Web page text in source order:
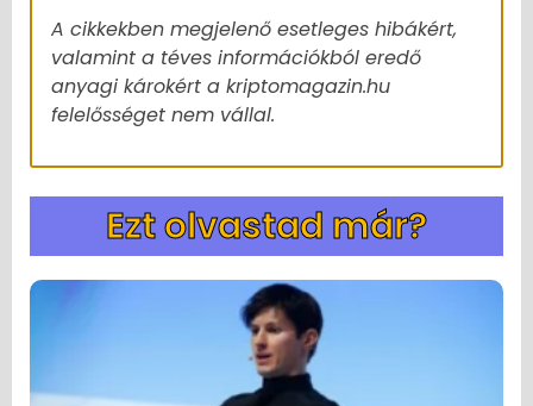
A cikkekben megjelenő esetleges hibákért,
valamint a téves információkból eredő
anyagi károkért a kriptomagazin.hu
felelősséget nem vállal.
Ezt olvastad már?